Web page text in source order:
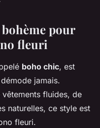
pour
fleuri
boho chic, est
jamais.
fluides, de
naturelles, ce style est
fleuri.